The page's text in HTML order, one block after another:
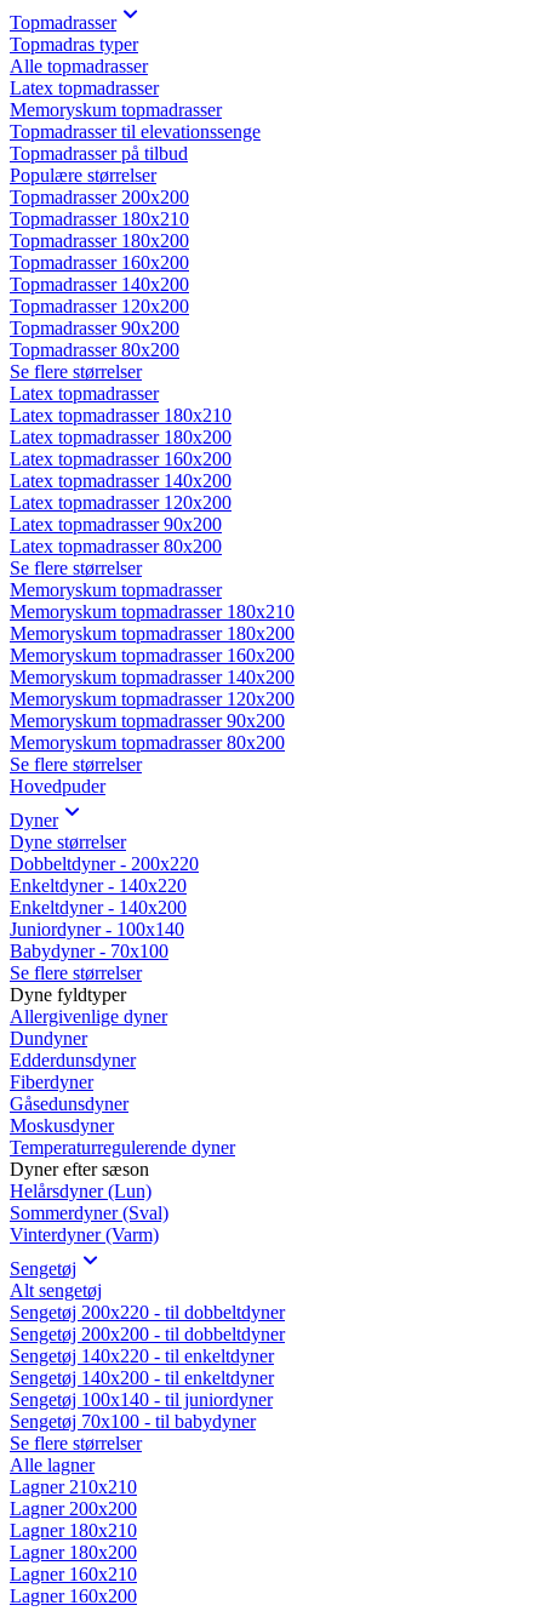
Topmadrasser
Topmadras typer
Alle topmadrasser
Latex topmadrasser
Memoryskum topmadrasser
Topmadrasser til elevationssenge
Topmadrasser på tilbud
Populære størrelser
Topmadrasser 200x200
Topmadrasser 180x210
Topmadrasser 180x200
Topmadrasser 160x200
Topmadrasser 140x200
Topmadrasser 120x200
Topmadrasser 90x200
Topmadrasser 80x200
Se flere størrelser
Latex topmadrasser
Latex topmadrasser 180x210
Latex topmadrasser 180x200
Latex topmadrasser 160x200
Latex topmadrasser 140x200
Latex topmadrasser 120x200
Latex topmadrasser 90x200
Latex topmadrasser 80x200
Se flere størrelser
Memoryskum topmadrasser
Memoryskum topmadrasser 180x210
Memoryskum topmadrasser 180x200
Memoryskum topmadrasser 160x200
Memoryskum topmadrasser 140x200
Memoryskum topmadrasser 120x200
Memoryskum topmadrasser 90x200
Memoryskum topmadrasser 80x200
Se flere størrelser
Hovedpuder
Dyner
Dyne størrelser
Dobbeltdyner - 200x220
Enkeltdyner - 140x220
Enkeltdyner - 140x200
Juniordyner - 100x140
Babydyner - 70x100
Se flere størrelser
Dyne fyldtyper
Allergivenlige dyner
Dundyner
Edderdunsdyner
Fiberdyner
Gåsedunsdyner
Moskusdyner
Temperaturregulerende dyner
Dyner efter sæson
Helårsdyner (Lun)
Sommerdyner (Sval)
Vinterdyner (Varm)
Sengetøj
Alt sengetøj
Sengetøj 200x220 - til dobbeltdyner
Sengetøj 200x200 - til dobbeltdyner
Sengetøj 140x220 - til enkeltdyner
Sengetøj 140x200 - til enkeltdyner
Sengetøj 100x140 - til juniordyner
Sengetøj 70x100 - til babydyner
Se flere størrelser
Alle lagner
Lagner 210x210
Lagner 200x200
Lagner 180x210
Lagner 180x200
Lagner 160x210
Lagner 160x200